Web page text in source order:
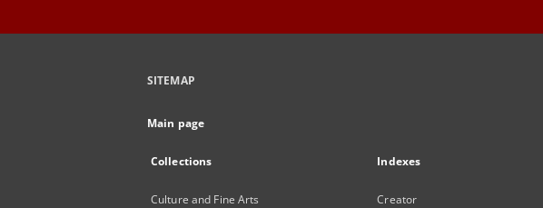
SITEMAP
Main page
Collections
Culture and Fine Arts
Indexes
Creator